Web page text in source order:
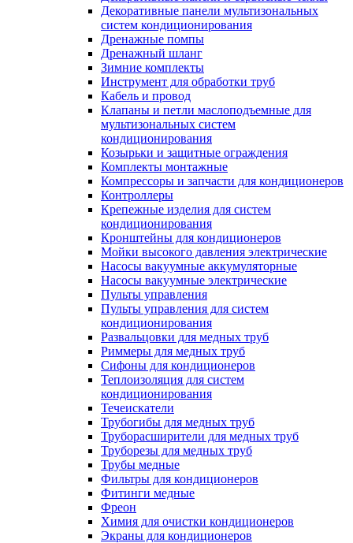
Декоративные панели мультизональных
систем кондиционирования
Дренажные помпы
Дренажный шланг
Зимние комплекты
Инструмент для обработки труб
Кабель и провод
Клапаны и петли маслоподъемные для
мультизональных систем
кондиционирования
Козырьки и защитные ограждения
Комплекты монтажные
Компрессоры и запчасти для кондиционеров
Контроллеры
Крепежные изделия для систем
кондиционирования
Кронштейны для кондиционеров
Мойки высокого давления электрические
Насосы вакуумные аккумуляторные
Насосы вакуумные электрические
Пульты управления
Пульты управления для систем
кондиционирования
Развальцовки для медных труб
Риммеры для медных труб
Сифоны для кондиционеров
Теплоизоляция для систем
кондиционирования
Течеискатели
Трубогибы для медных труб
Труборасширители для медных труб
Труборезы для медных труб
Трубы медные
Фильтры для кондиционеров
Фитинги медные
Фреон
Химия для очистки кондиционеров
Экраны для кондиционеров